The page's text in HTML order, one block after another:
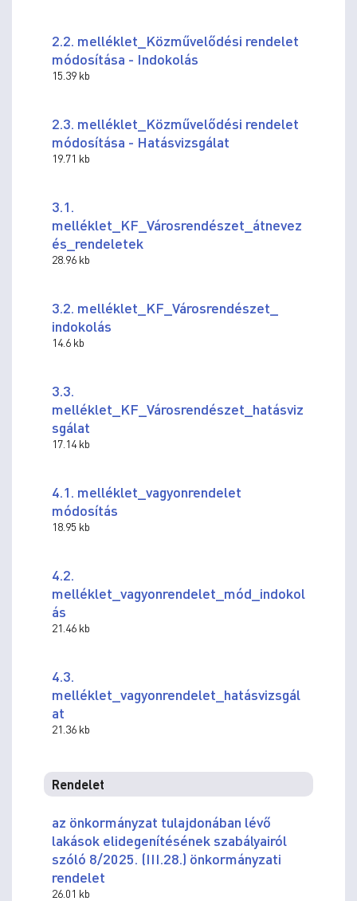
2.2. melléklet_Közművelődési rendelet
módosítása - Indokolás
15.39 kb
2.3. melléklet_Közművelődési rendelet
módosítása - Hatásvizsgálat
19.71 kb
3.1.
melléklet_KF_Városrendészet_átnevez
és_rendeletek
28.96 kb
3.2. melléklet_KF_Városrendészet_
indokolás
14.6 kb
3.3.
melléklet_KF_Városrendészet_hatásviz
sgálat
17.14 kb
4.1. melléklet_vagyonrendelet
módosítás
18.95 kb
4.2.
melléklet_vagyonrendelet_mód_indokol
ás
21.46 kb
4.3.
melléklet_vagyonrendelet_hatásvizsgál
at
21.36 kb
Rendelet
az önkormányzat tulajdonában lévő
lakások elidegenítésének szabályairól
szóló 8/2025. (III.28.) önkormányzati
rendelet
26.01 kb